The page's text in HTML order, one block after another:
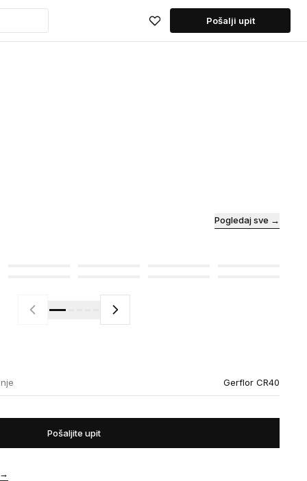
Pošalji upit
Pogledaj sve →
Gerflor CR40
Pošaljite upit